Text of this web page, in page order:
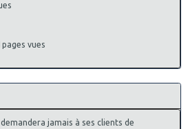
pages vues
jamais à ses clients de